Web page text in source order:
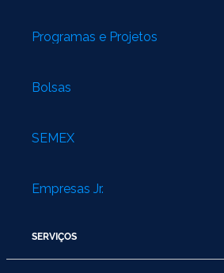
Programas e Projetos
Bolsas
SEMEX
Empresas Jr.
SERVIÇOS